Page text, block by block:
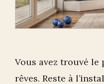
Vous avez trouvé le
rêves. Reste à